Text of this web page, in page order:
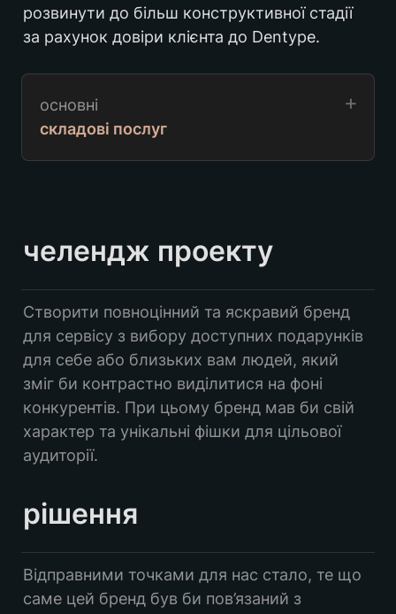
розвинути до більш конструктивної стадії
за рахунок довіри клієнта до Dentype.
основні
складові послуг
підбірка та ліцензування шрифтів
візуальний ключ для бренду
челендж проекту
Створити повноцінний та яскравий бренд
для сервісу з вибору доступних подарунків
для себе або близьких вам людей, який
зміг би контрастно виділитися на фоні
конкурентів. При цьому бренд мав би свій
характер та унікальні фішки для цільової
аудиторії.
рішення
Відправними точками для нас стало, те що
саме цей бренд був би пов’язаний з